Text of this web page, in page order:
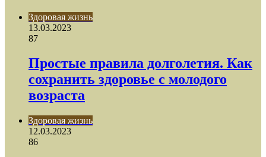
Здоровая жизнь
13.03.2023
87
Простые правила долголетия. Как
сохранить здоровье с молодого
возраста
Здоровая жизнь
12.03.2023
86